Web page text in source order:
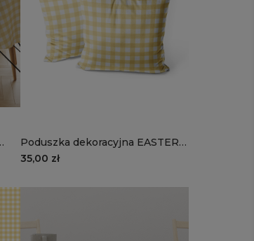
Poduszka dekoracyjna EASTER
wzór EA01 | słoneczna kratka
35,00 zł